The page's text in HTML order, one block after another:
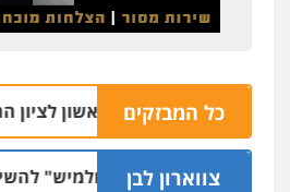
כל המבזקים
ראש עיריית ראשון לציון החשוד
צווארון לבן
תובעת מ"חלמיש" להשיב לידיה כ-1,300 דירות שנבנו לטובת